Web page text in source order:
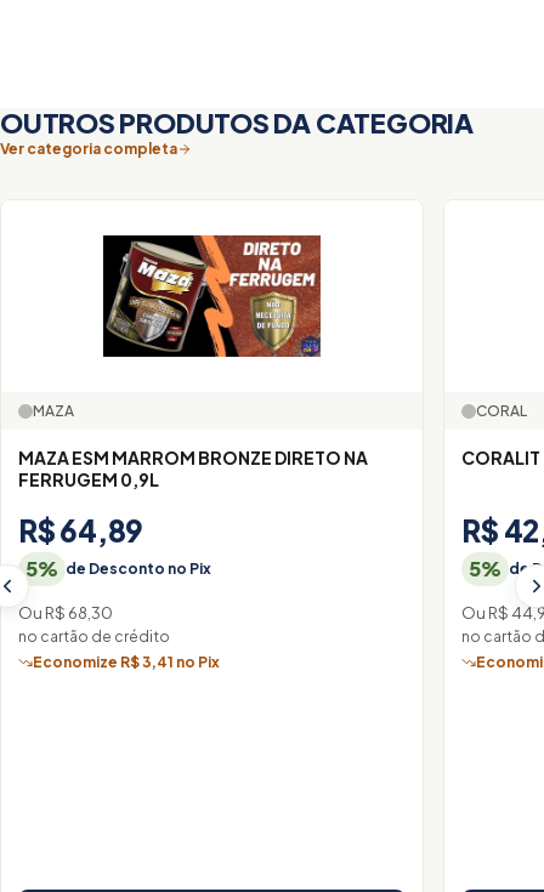
OUTROS PRODUTOS DA CATEGORIA
Ver categoria completa
MAZA
MAZA ESM MARROM BRONZE DIRETO NA
FERRUGEM 0,9L
R$ 64,89
5% de Desconto no Pix
Ou R$ 68,30
no cartão de crédito
Economize R$ 3,41 no Pix
CORAL
CORALIT
R$
5% de
Ou R$
no cartão